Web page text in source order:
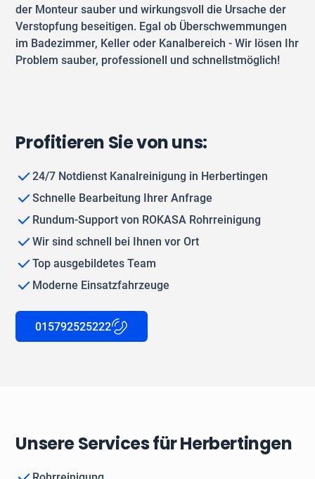
der Monteur sauber und wirkungsvoll die Ursache der
Verstopfung beseitigen. Egal ob Überschwemmungen
im Badezimmer, Keller oder Kanalbereich - Wir lösen Ihr
Problem sauber, professionell und schnellstmöglich!
Profitieren Sie von uns:
24/7 Notdienst Kanalreinigung in Herbertingen
Schnelle Bearbeitung Ihrer Anfrage
Rundum-Support von ROKASA Rohrreinigung
Wir sind schnell bei Ihnen vor Ort
Top ausgebildetes Team
Moderne Einsatzfahrzeuge
015792525222
Unsere Services für Herbertingen